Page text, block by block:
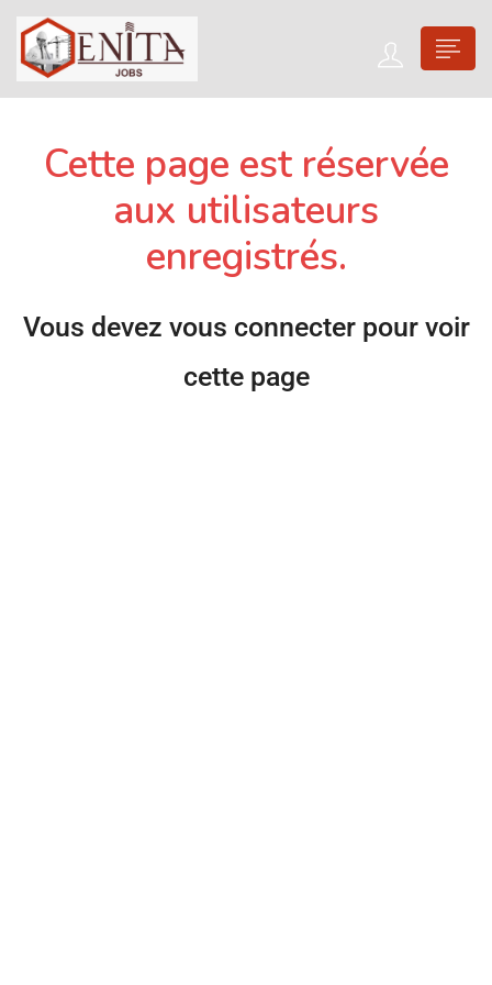
Cette page est réservée
aux utilisateurs
enregistrés.
Vous devez vous connecter pour voir
cette page